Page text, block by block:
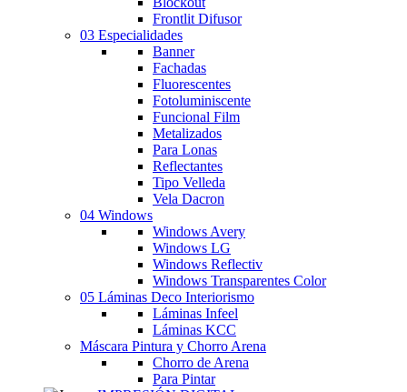
Frontlit Difusor
03 Especialidades
Banner
Fachadas
Fluorescentes
Fotoluminiscente
Funcional Film
Metalizados
Para Lonas
Reflectantes
Tipo Velleda
Vela Dacron
04 Windows
Windows Avery
Windows LG
Windows Reflectiv
Windows Transparentes Color
05 Láminas Deco Interiorismo
Láminas Infeel
Láminas KCC
Máscara Pintura y Chorro Arena
Chorro de Arena
Para Pintar